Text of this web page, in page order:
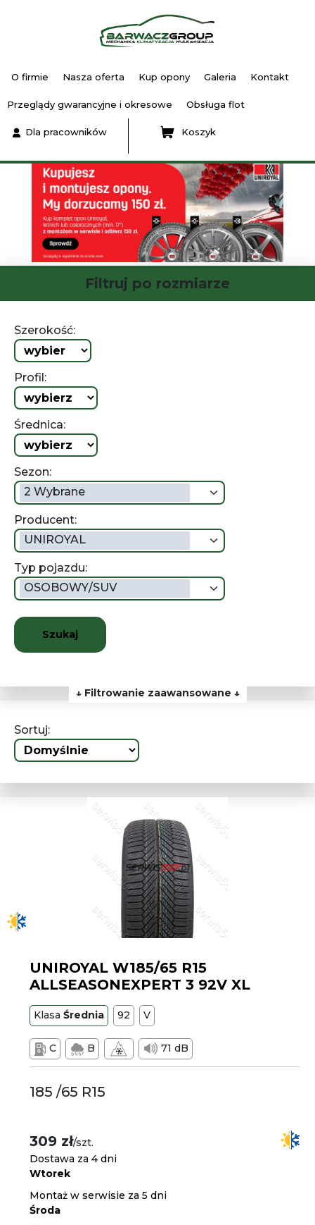
O firmie Nasza oferta Kup opony Galeria Kontakt
Przeglądy gwarancyjne i okresowe Obsługa flot
Dla pracowników Koszyk
Filtruj po rozmiarze
Szerokość:
Profil:
Średnica:
Sezon:
2 Wybrane
Producent:
UNIROYAL
Typ pojazdu:
OSOBOWY/SUV
Szukaj
↓ Filtrowanie zaawansowane ↓
Sortuj:
UNIROYAL W185/65 R15
ALLSEASONEXPERT 3 92V XL
KlasaŚrednia 92 V
C B 71 dB
185 /65 R15
309 zł/szt.
Dostawa za 4 dni
Wtorek
Montaż w serwisie za 5 dni
Środa